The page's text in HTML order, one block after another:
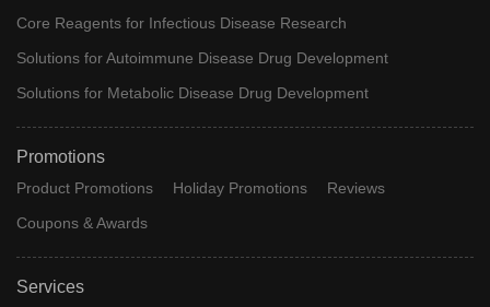
Core Reagents for Infectious Disease Research
Solutions for Autoimmune Disease Drug Development
Solutions for Metabolic Disease Drug Development
Promotions
Product Promotions Holiday Promotions
Reviews
Coupons & Awards
Services